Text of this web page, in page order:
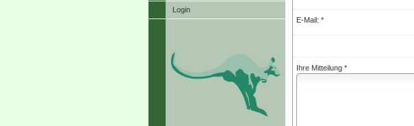
Login
E-Mail: *
Ihre Mitteilung *